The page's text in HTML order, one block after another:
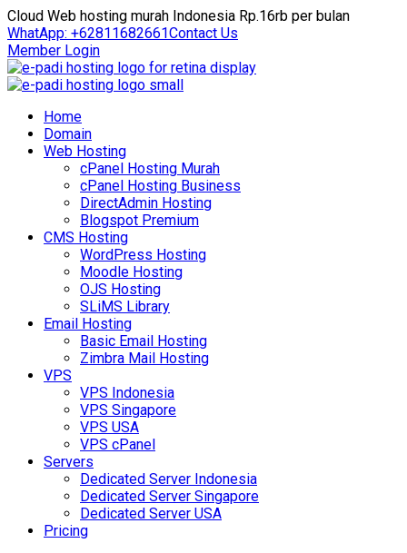
Cloud Web hosting murah Indonesia Rp.16rb per bulan
WhatApp: +62811682661Contact Us
Member Login
Home
Domain
Web Hosting
cPanel Hosting Murah
cPanel Hosting Business
DirectAdmin Hosting
Blogspot Premium
CMS Hosting
WordPress Hosting
Moodle Hosting
OJS Hosting
SLiMS Library
Email Hosting
Basic Email Hosting
Zimbra Mail Hosting
VPS
VPS Indonesia
VPS Singapore
VPS USA
VPS cPanel
Servers
Dedicated Server Indonesia
Dedicated Server Singapore
Dedicated Server USA
Pricing